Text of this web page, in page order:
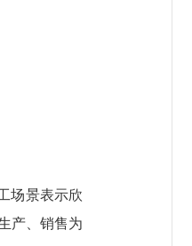
场景表示欣
产、销售为